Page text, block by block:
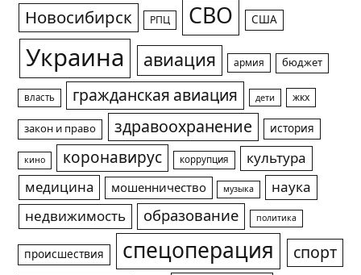
Новосибирск РПЦ СВО США
Украина авиация армия бюджет
власть гражданская авиация дети жкх
закон и право здравоохранение история
кино коронавирус коррупция
культура
медицина
мошенничество музыка
наука
недвижимость
образование политика
происшествия спецоперация спорт